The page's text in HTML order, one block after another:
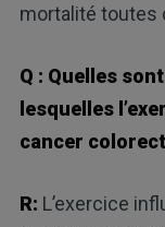
mortalité toutes
Q : Quelles
lesquelles
cancer
R: L’exercice